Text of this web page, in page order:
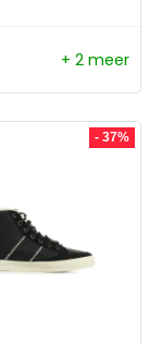
prijs was:
Huidige prijs is:
+ 2 meer
- 37%